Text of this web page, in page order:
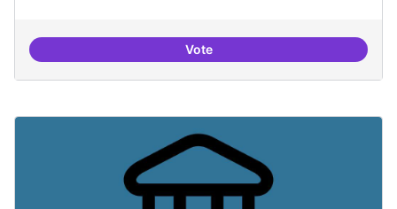
VoteGovernança oberta i multinivell